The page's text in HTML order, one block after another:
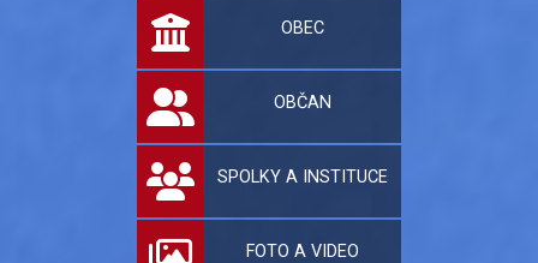
OBEC
OBČAN
SPOLKY A INSTITUCE
FOTO A VIDEO